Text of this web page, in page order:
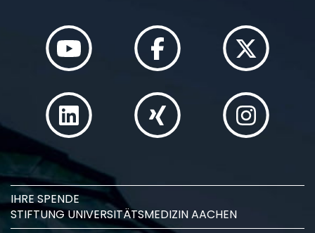
IHRE SPENDE
STIFTUNG UNIVERSITÄTSMEDIZIN AACHEN